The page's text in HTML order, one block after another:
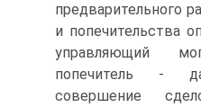
предварительного
и попечительства
управляющий
попечитель -
совершение